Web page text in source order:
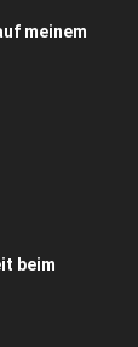
meinem
beim